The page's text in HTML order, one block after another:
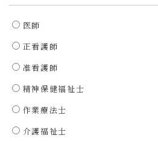
医師
正看護師
准看護師
精神保健福祉士
作業療法士
介護福祉士